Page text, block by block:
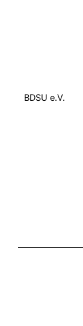
BDSU e.V.